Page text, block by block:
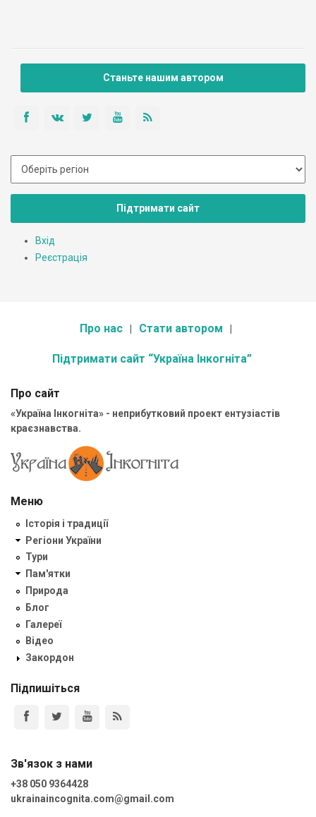
Станьте нашим автором
Підтримати сайт
Вхід
Реєстрація
Про нас Стати автором
Підтримати сайт “Україна Інкогніта”
Про сайт
«Україна Інкогніта» - неприбутковий проект ентузіастів
краєзнавства.
Меню
Історія і традиції
Регіони України
Тури
Пам'ятки
Природа
Блог
Галереї
Відео
Закордон
Підпишіться
Зв'язок з нами
+38 050 9364428
ukrainaincognita.com@gmail.com